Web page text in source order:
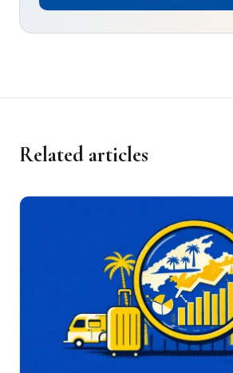
Related articles